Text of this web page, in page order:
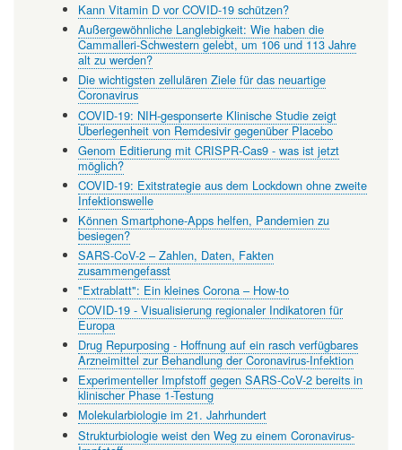
Kann Vitamin D vor COVID-19 schützen?
Außergewöhnliche Langlebigkeit: Wie haben die
Cammalleri-Schwestern gelebt, um 106 und 113 Jahre
alt zu werden?
Die wichtigsten zellulären Ziele für das neuartige
Coronavirus
COVID-19: NIH-gesponserte Klinische Studie zeigt
Überlegenheit von Remdesivir gegenüber Placebo
Genom Editierung mit CRISPR-Cas9 - was ist jetzt
möglich?
COVID-19: Exitstrategie aus dem Lockdown ohne zweite
Infektionswelle
Können Smartphone-Apps helfen, Pandemien zu
besiegen?
SARS-CoV-2 – Zahlen, Daten, Fakten
zusammengefasst
"Extrablatt": Ein kleines Corona – How-to
COVID-19 - Visualisierung regionaler Indikatoren für
Europa
Drug Repurposing - Hoffnung auf ein rasch verfügbares
Arzneimittel zur Behandlung der Coronavirus-Infektion
Experimenteller Impfstoff gegen SARS-CoV-2 bereits in
klinischer Phase 1-Testung
Molekularbiologie im 21. Jahrhundert
Strukturbiologie weist den Weg zu einem Coronavirus-